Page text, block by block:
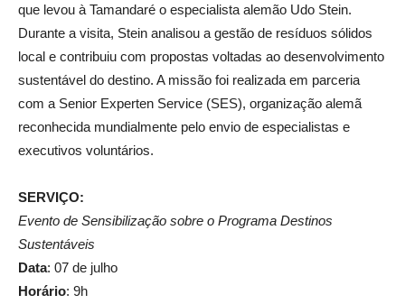
que levou à Tamandaré o especialista alemão Udo Stein.
Durante a visita, Stein analisou a gestão de resíduos sólidos
local e contribuiu com propostas voltadas ao desenvolvimento
sustentável do destino. A missão foi realizada em parceria
com a Senior Experten Service (SES), organização alemã
reconhecida mundialmente pelo envio de especialistas e
executivos voluntários.
SERVIÇO:
Evento de Sensibilização sobre o Programa Destinos
Sustentáveis
Data: 07 de julho
Horário: 9h